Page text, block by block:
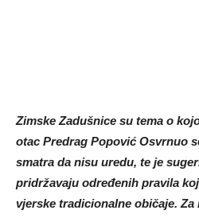
Zimske Zadušnice su tema o
otac Predrag Popović Osvrnuo
smatra da nisu uredu, te je
pridržavaju određenih pravila
vjerske tradicionalne običaje. Za